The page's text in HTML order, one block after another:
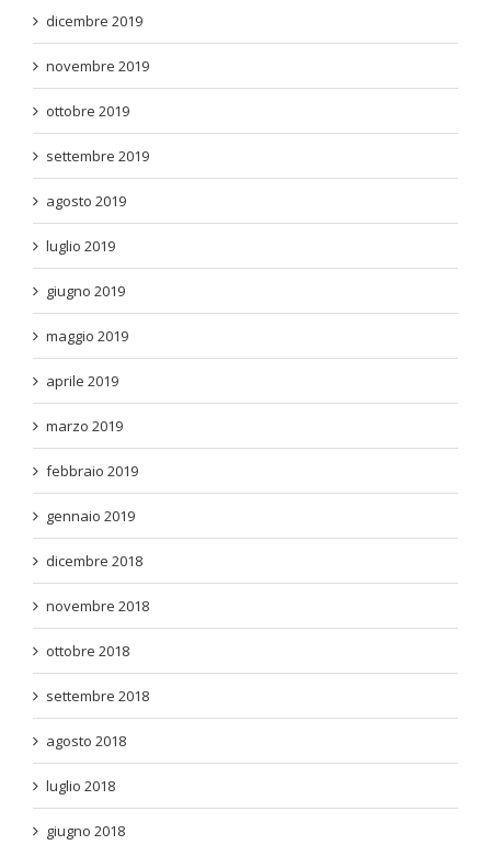
dicembre 2019
novembre 2019
ottobre 2019
settembre 2019
agosto 2019
luglio 2019
giugno 2019
maggio 2019
aprile 2019
marzo 2019
febbraio 2019
gennaio 2019
dicembre 2018
novembre 2018
ottobre 2018
settembre 2018
agosto 2018
luglio 2018
giugno 2018